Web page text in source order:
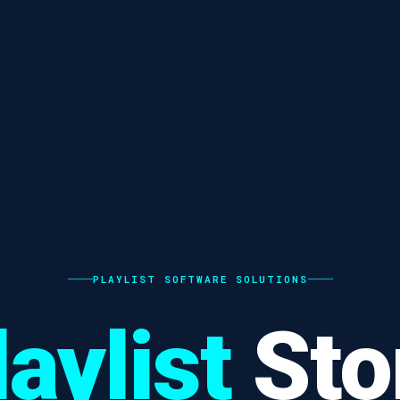
PLAYLIST SOFTWARE SOLUTIONS